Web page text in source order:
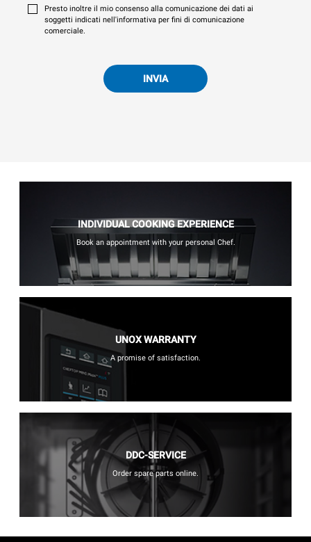
Presto inoltre il mio consenso alla comunicazione dei dati ai
soggetti indicati nell'informativa per fini di comunicazione
comerciale.
INVIA
INDIVIDUAL COOKING EXPERIENCE
Book an appointment with your personal Chef.
UNOX WARRANTY
A promise of satisfaction.
DDC-SERVICE
Order spare parts online.